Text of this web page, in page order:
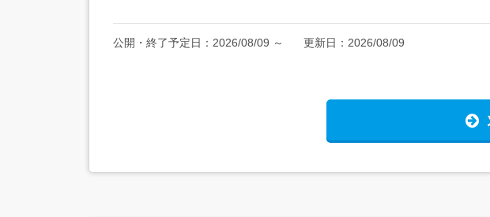
公開・終了予定日： 2026/08/09 ～ 更新日： 2026/08/09